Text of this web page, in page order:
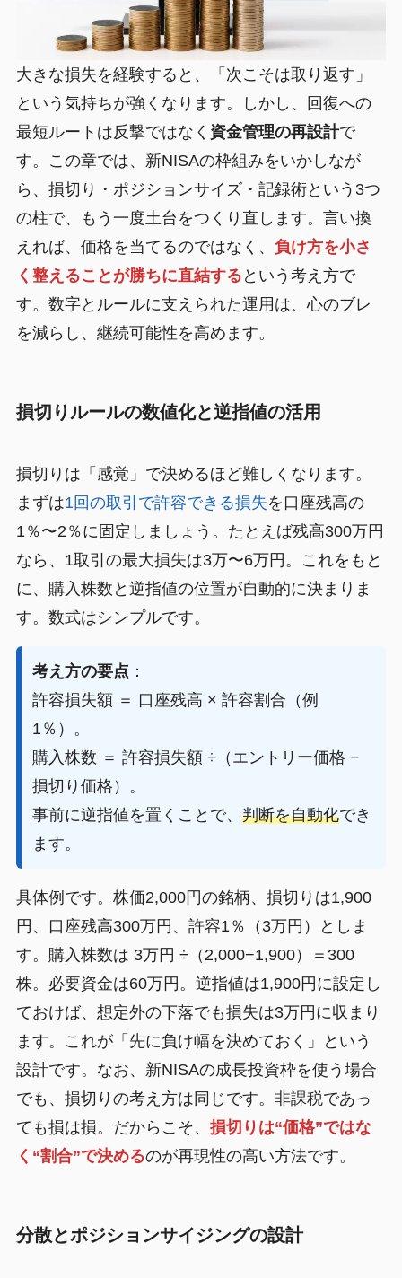
大きな損失を経験すると、「次こそは取り返す」
という気持ちが強くなります。しかし、回復への
最短ルートは反撃ではなく 資金管理の再設計で
す。この章では、新NISAの枠組みをいかしなが
ら、損切り・ポジションサイズ・記録術という3つ
の柱で、もう一度土台をつくり直します。言い換
えれば、価格を当てるのではなく、 負け方を小さ
く整えることが勝ちに直結する という考え方で
す。数字とルールに支えられた運用は、心のブレ
を減らし、継続可能性を高めます。
損切りルールの数値化と逆指値の活用
損切りは「感覚」で決めるほど難しくなります。
まずは1回の取引で許容できる損失を口座残高の
1％〜2％に固定しましょう。たとえば残高300万円
なら、1取引の最大損失は3万〜6万円。これをもと
に、購入株数と逆指値の位置が自動的に決まりま
す。数式はシンプルです。
考え方の要点 ：
許容損失額 ＝ 口座残高 × 許容割合（例
1％）。
購入株数 ＝ 許容損失額 ÷（エントリー価格 −
損切り価格）。
事前に逆指値を置くことで、 判断を自動化でき
ます。
具体例です。株価2,000円の銘柄、損切りは1,900
円、口座残高300万円、許容1％（3万円）としま
す。購入株数は 3万円 ÷（2,000−1,900）＝300
株。必要資金は60万円。逆指値は1,900円に設定し
ておけば、想定外の下落でも損失は3万円に収まり
ます。これが「先に負け幅を決めておく」という
設計です。なお、新NISAの成長投資枠を使う場合
でも、損切りの考え方は同じです。非課税であっ
ても損は損。だからこそ、 損切りは“価格”ではな
く“割合”で決めるのが再現性の高い方法です。
分散とポジションサイジングの設計